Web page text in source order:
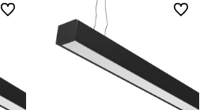
Do ulubionych Do